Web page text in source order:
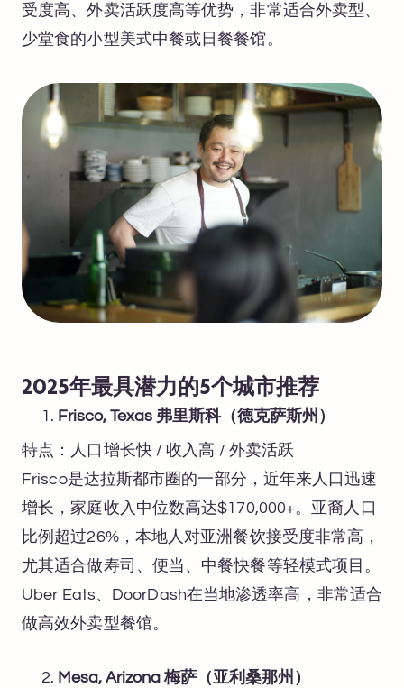
受度高、外卖活跃度高等优势，非常适合外卖型、
少堂食的小型美式中餐或日餐餐馆。
2025年最具潜力的5个城市推荐
Frisco, Texas 弗里斯科（德克萨斯州）
特点：人口增长快 / 收入高 / 外卖活跃
Frisco是达拉斯都市圈的一部分，近年来人口迅速
增长，家庭收入中位数高达$170,000+。亚裔人口
比例超过26%，本地人对亚洲餐饮接受度非常高，
尤其适合做寿司、便当、中餐快餐等轻模式项目。
Uber Eats、DoorDash在当地渗透率高，非常适合
做高效外卖型餐馆。
Mesa, Arizona 梅萨（亚利桑那州）